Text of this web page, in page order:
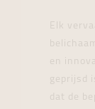
Elk
en
geprijsd
dat de